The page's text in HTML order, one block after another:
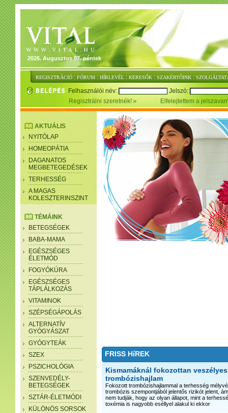
2026. Augusztus 07. péntek
REGISZTRÁCIÓ : FÓRUM : HÍRLEVÉL : KERESŐK : SZAKÉRTŐINK :
Felhasználói név:
Jelszó:
Regisztrálni szeretnék!
Elfelejtettem a
AKTUÁLIS
NYITÓLAP
HOMEOPÁTIA
DAGANATOS
MEGBETEGEDÉSEK
TERHESSÉG
A MAGAS
KOLESZTERINSZINT
TÉMÁINK
BETEGSÉGEK
BABA-MAMA
EGÉSZSÉGES
ÉLETMÓD
FOGYÓKÚRA
EGÉSZSÉGES
TÁPLÁLKOZÁS
VITAMINOK
SZÉPSÉGÁPOLÁS
ALTERNATÍV
GYÓGYÁSZAT
GYÓGYTEÁK
SZEX
PSZICHOLÓGIA
SZENVEDÉLY-
BETEGSÉGEK
SZTÁR-ÉLETMÓDI
KÜLÖNÖS SORSOK
FRISS HíREK
Kismamáknál fokozottan
trombózishajlam
Fokozott trombózishajlammal a terhesség
trombózis szempontjából jelentős rizikót jelent,
nem tudják, hogy az olyan állapot, mint a
toxémia is nagyobb eséllyel alakul ki ekkor